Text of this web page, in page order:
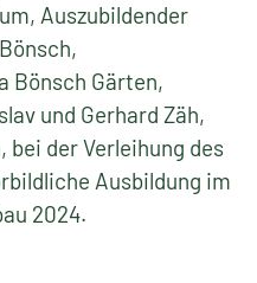
Auszubildender
Bönsch Gärten,
und Gerhard Zäh,
bei der Verleihung des
Ausbildung im
2024.